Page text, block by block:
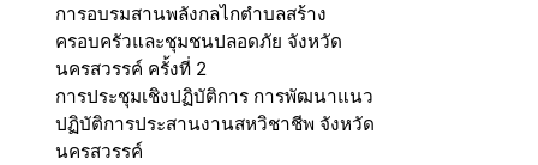
การอบรมสานพลังกลไกตำบลสร้าง
ครอบครัวและชุมชนปลอดภัย จังหวัด
นครสวรรค์ ครั้งที่ 2
การประชุมเชิงปฏิบัติการ การพัฒนาแนว
ปฏิบัติการประสานงานสหวิชาชีพ จังหวัด
นครสวรรค์